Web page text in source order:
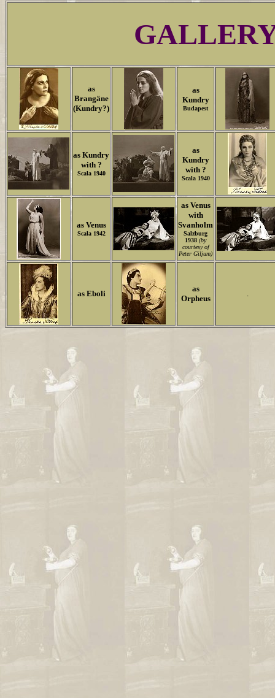
as
Brangäne
(Kundry?)
as
Kundry
Budapest
as Kundry
with ?
Scala 1940
as
Kundry
with ?
Scala 1940
as Venus
Scala 1942
as Venus
with
Svanholm
Salzburg
1938 (by
courtesy of
Peter Giljum)
as Eboli
as
Orpheus
.